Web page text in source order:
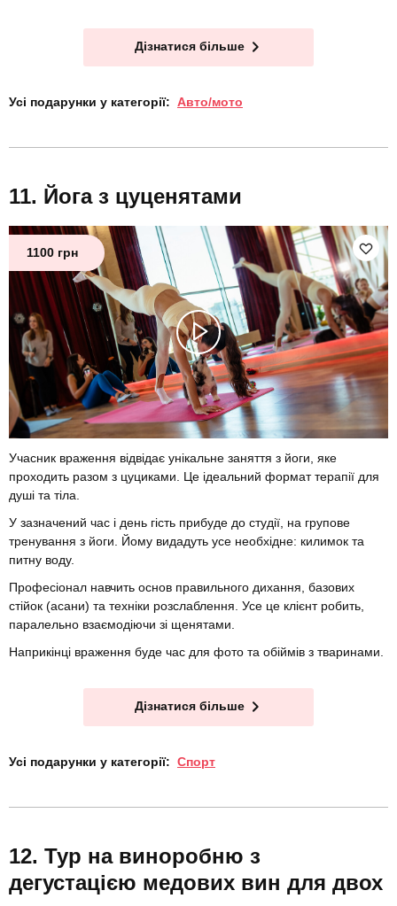
Дізнатися більше
Усі подарунки у категорії: Авто/мото
Йога з цуценятами
1100 грн
Учасник враження відвідає унікальне заняття з йоги, яке
проходить разом з цуциками. Це ідеальний формат терапії для
душі та тіла.
У зазначений час і день гість прибуде до студії, на групове
тренування з йоги. Йому видадуть усе необхідне: килимок та
питну воду.
Професіонал навчить основ правильного дихання, базових
стійок (асани) та техніки розслаблення. Усе це клієнт робить,
паралельно взаємодіючи зі щенятами.
Наприкінці враження буде час для фото та обіймів з тваринами.
Дізнатися більше
Усі подарунки у категорії: Спорт
Тур на виноробню з
дегустацією медових вин для двох